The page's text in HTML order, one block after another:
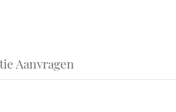
Aanvragen